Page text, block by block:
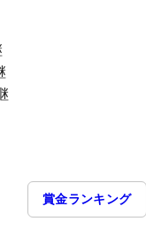
賞金ランキング